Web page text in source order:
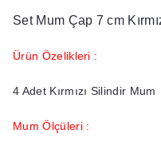
Set Mum Çap 7 cm
Ürün Özelikleri :
4 Adet Kırmızı Silindir Mum
Mum Ölçüleri :